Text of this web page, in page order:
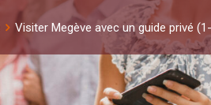
Visiter Megève avec un guide privé